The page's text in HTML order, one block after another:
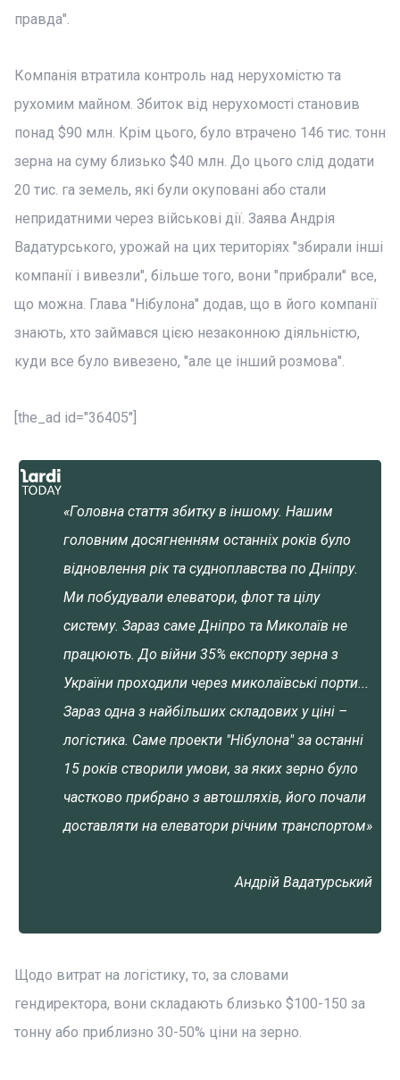
правда".
Компанія втратила контроль над нерухомістю та
рухомим майном. Збиток від нерухомості становив
понад $90 млн. Крім цього, було втрачено 146 тис. тонн
зерна на суму близько $40 млн. До цього слід додати
20 тис. га земель, які були окуповані або стали
непридатними через військові дії. Заява Андрія
Вадатурського, урожай на цих територіях "збирали інші
компанії і вивезли", більше того, вони "прибрали" все,
що можна. Глава "Нібулона" додав, що в його компанії
знають, хто займався цією незаконною діяльністю,
куди все було вивезено, "але це інший розмова".
[the_ad id="36405"]
«Головна стаття збитку в іншому. Нашим
головним досягненням останніх років було
відновлення рік та судноплавства по Дніпру.
Ми побудували елеватори, флот та цілу
систему. Зараз саме Дніпро та Миколаїв не
працюють. До війни 35% експорту зерна з
України проходили через миколаївські порти...
Зараз одна з найбільших складових у ціні –
логістика. Саме проекти "Нібулона" за останні
15 років створили умови, за яких зерно було
частково прибрано з автошляхів, його почали
доставляти на елеватори річним транспортом»
Андрій Вадатурський
Щодо витрат на логістику, то, за словами
гендиректора, вони складають близько $100-150 за
тонну або приблизно 30-50% ціни на зерно.